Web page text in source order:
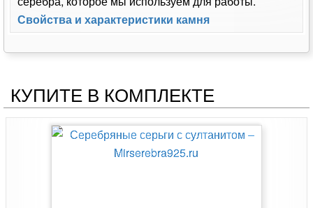
Свойства и характеристики камня
КУПИТЕ В КОМПЛЕКТЕ